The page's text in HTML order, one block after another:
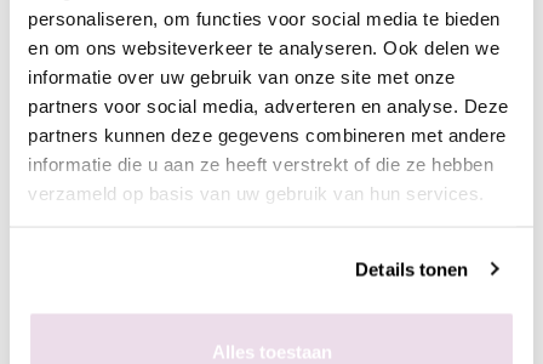
personaliseren, om functies voor social media te bieden
en om ons websiteverkeer te analyseren. Ook delen we
informatie over uw gebruik van onze site met onze
partners voor social media, adverteren en analyse. Deze
partners kunnen deze gegevens combineren met andere
informatie die u aan ze heeft verstrekt of die ze hebben
verzameld op basis van uw gebruik van hun services.
Details tonen
Alles toestaan
Prachtig om in de plaklaag van de gelpolish te poetsen of in de
gel/acryl te verwerken. Op de afbeelding is het pigment te
zien op zwart maar het pigment is licht van kleur en kan op
diverse tinten ondergrond verwerkt worden.
Werkwijze
- Bereid de natuurlijke nagel of kunstnagel voor zoals
- Breng de gewenste kleur ondergrond (met plaklaag) aan en
- Breng het pigment aan met de fluf
- Fixeer 10 seconden in de lamp